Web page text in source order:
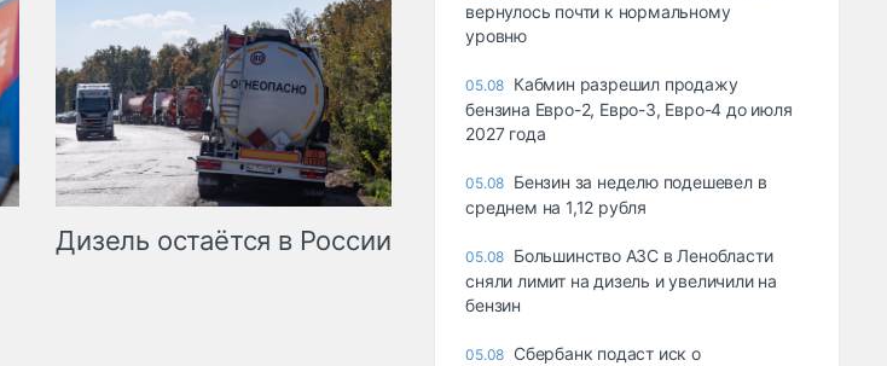
Дизель остаётся в России
вернулось почти к нормальному
уровню
05.08 Кабмин разрешил продажу
бензина Евро-2, Евро-3, Евро-4 до июля
2027 года
05.08 Бензин за неделю подешевел в
среднем на 1,12 рубля
05.08 Большинство АЗС в Ленобласти
сняли лимит на дизель и увеличили на
бензин
05.08 Сбербанк подаст иск о